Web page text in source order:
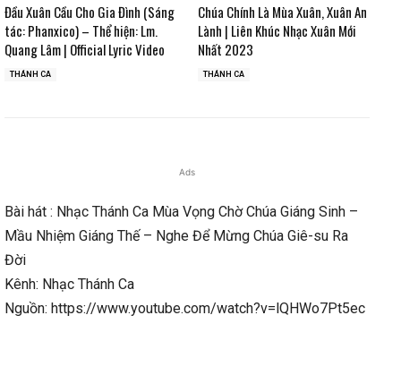
Đầu Xuân Cầu Cho Gia Đình (Sáng
tác: Phanxico) – Thể hiện: Lm.
Quang Lâm | Official Lyric Video
THÁNH CA
Chúa Chính Là Mùa Xuân, Xuân An
Lành | Liên Khúc Nhạc Xuân Mới
Nhất 2023
THÁNH CA
Ads
Bài hát : Nhạc Thánh Ca Mùa Vọng Chờ Chúa Giáng Sinh –
Mầu Nhiệm Giáng Thế – Nghe Để Mừng Chúa Giê-su Ra
Đời
Kênh: Nhạc Thánh Ca
Nguồn: https://www.youtube.com/watch?v=lQHWo7Pt5ec